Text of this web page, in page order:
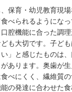
保育・幼児教育現
べられるようにな
腔機能に合った調
も大切です。子ど
」と感じたものは
あります。奥歯が生
べにくく、繊維質
の発達に合わせた